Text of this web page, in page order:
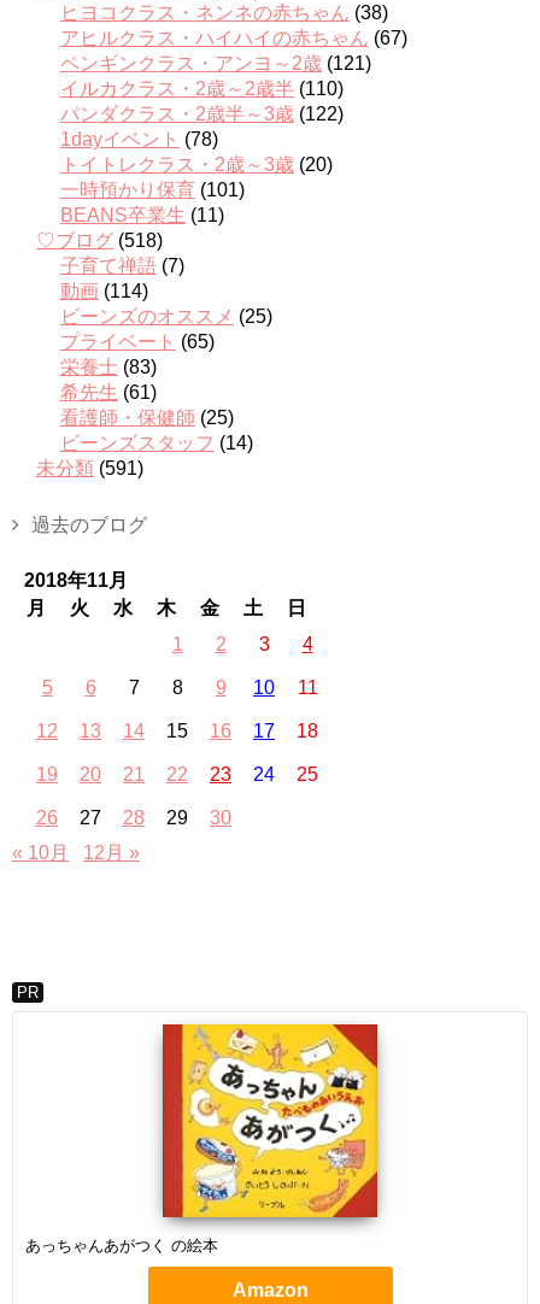
ヒヨコクラス・ネンネの赤ちゃん (38)
アヒルクラス・ハイハイの赤ちゃん (67)
ペンギンクラス・アンヨ～2歳 (121)
イルカクラス・2歳～2歳半 (110)
パンダクラス・2歳半～3歳 (122)
1dayイベント (78)
トイトレクラス・2歳～3歳 (20)
一時預かり保育 (101)
BEANS卒業生 (11)
♡ブログ (518)
子育て禅語 (7)
動画 (114)
ビーンズのオススメ (25)
プライベート (65)
栄養士 (83)
希先生 (61)
看護師・保健師 (25)
ビーンズスタッフ (14)
未分類 (591)
過去のブログ
2018年11月
月
火 水 木 金 土
日
1
2 3 4
5 6 7 8 9 10 11
12 13 14 15 16 17 18
19 20 21 22 23 24 25
26 27 28 29
30
« 10月
12月 »
PR
あっちゃんあがつく の絵本
Amazon